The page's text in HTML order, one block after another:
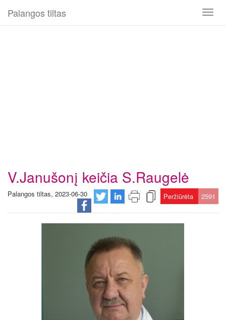
Toggle
Palangos tiltas
V.Janušonį keičia S.Raugelė
Palangos tiltas, 2023-06-30 Peržiūrėta 2591